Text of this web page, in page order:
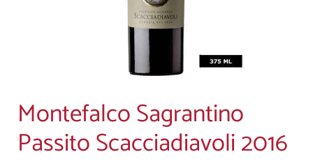
Montefalco Sagrantino
Passito Scacciadiavoli 2016